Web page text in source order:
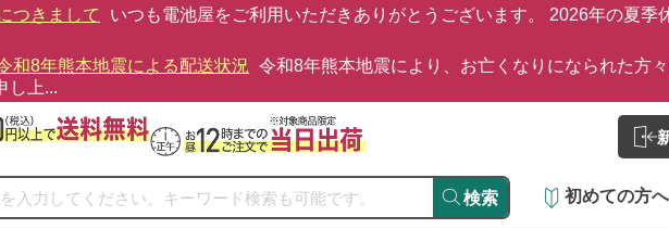
つきまして
いつも電池屋をご利用いただきありがとうございます。 2026年の夏
和8年熊本地震による配送状況 令和8年熊本地震により、お亡くなりになられた方
し上...
検索 初めての方へ